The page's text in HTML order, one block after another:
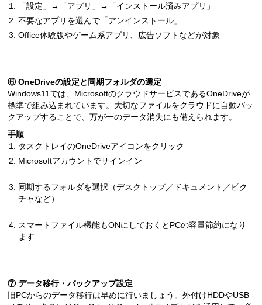
「設定」→「アプリ」→「インストール済みアプリ」
不要なアプリを選んで「アンインストール」
Office体験版やゲーム系アプリ、広告ソフトなどが対象
⑥ OneDriveの設定と同期フォルダの選定
Windows11では、MicrosoftのクラウドサービスであるOneDriveが
標準で組み込まれています。大切なファイルをクラウドに自動バッ
クアップすることで、万が一のデータ消失にも備えられます。
手順
タスクトレイのOneDriveアイコンをクリック
Microsoftアカウントでサインイン
同期するフォルダを選択（デスクトップ／ドキュメント／ピク
チャなど）
スマートファイル機能もONにしておくとPCの容量節約になり
ます
⑦ データ移行・バックアップ設定
旧PCからのデータ移行は早めに行いましょう。外付けHDDやUSB